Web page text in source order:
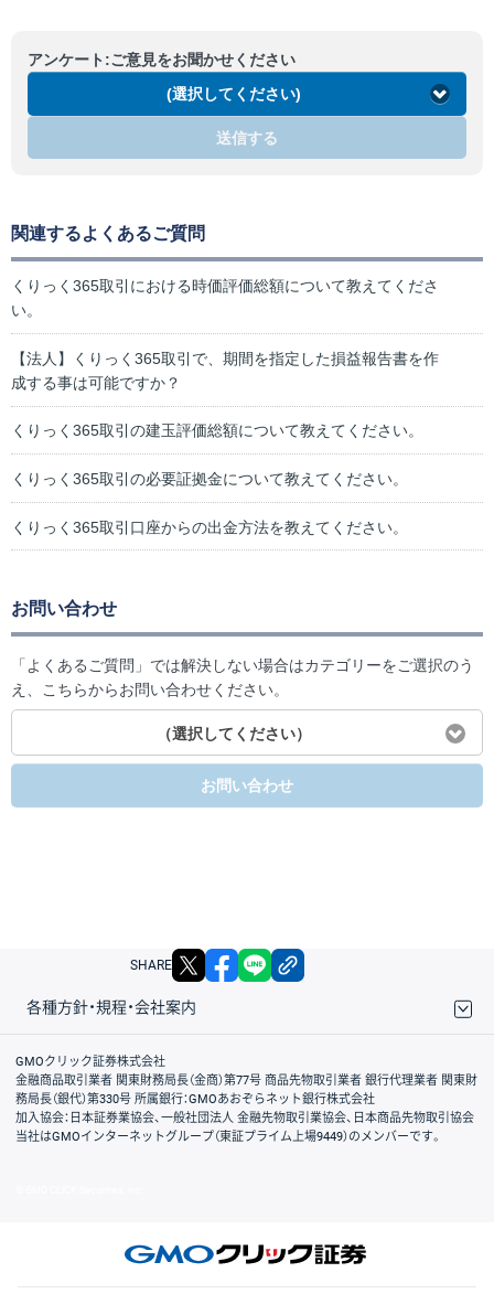
アンケート:ご意見をお聞かせください
(選択してください)
送信する
関連するよくあるご質問
くりっく365取引における時価評価総額について教えてくださ
い。
【法人】くりっく365取引で、期間を指定した損益報告書を作
成する事は可能ですか？
くりっく365取引の建玉評価総額について教えてください。
くりっく365取引の必要証拠金について教えてください。
くりっく365取引口座からの出金方法を教えてください。
お問い合わせ
「よくあるご質問」では解決しない場合はカテゴリーをご選択のう
え、こちらからお問い合わせください。
（選択してください）
お問い合わせ
SHARE X facebook
各種方針・規程・会社案内
取引規程・約款
サイトマップ
その他のご案内
個人情報保護方針
最良執行方針
サイトのご利用について
ディスクレイマー
信託保全
リスク説明
会社案内
GMOクリック証券株式会社
金融商品取引業者 関東財務局長（金商）第77号 商品先物取引業者 銀行代理業者 関東財
務局長（銀代）第330号 所属銀行：GMOあおぞらネット銀行株式会社
加入協会：日本証券業協会、一般社団法人 金融先物取引業協会、日本商品先物取引協会
当社はGMOインターネットグループ（東証プライム上場9449）のメンバーです。